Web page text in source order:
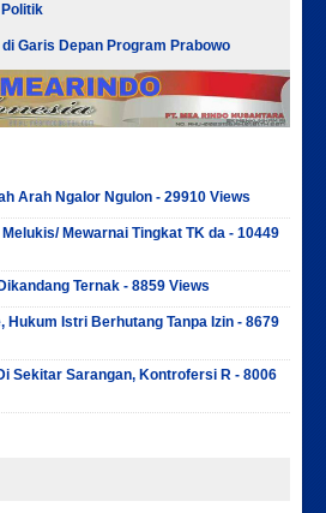
Garis Depan Program Prabowo
Arah Ngalor Ngulon - 29910 Views
Mewarnai Tingkat TK da - 10449
Ternak - 8859 Views
Hukum Istri Berhutang Tanpa Izin - 8679
Sekitar Sarangan, Kontrofersi R - 8006